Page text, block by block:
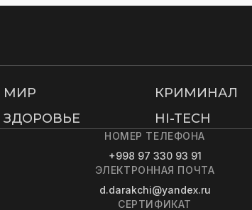
МИР КРИМИНАЛ
ЗДОРОВЬЕ HI-TECH
НОМЕР ТЕЛЕФОНА
+998 97 330 93 91
ЭЛЕКТРОННАЯ ПОЧТА
d.darakchi@yandex.ru
СЕРТИФИКАТ